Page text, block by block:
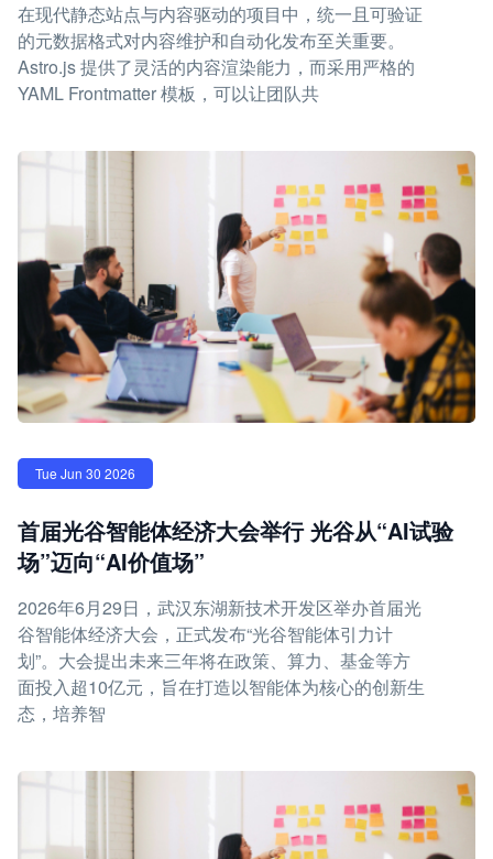
在现代静态站点与内容驱动的项目中，统一且可验证
的元数据格式对内容维护和自动化发布至关重要。
Astro.js 提供了灵活的内容渲染能力，而采用严格的
YAML Frontmatter 模板，可以让团队共
Tue Jun 30 2026
首届光谷智能体经济大会举行 光谷从“AI试验
场”迈向“AI价值场”
2026年6月29日，武汉东湖新技术开发区举办首届光
谷智能体经济大会，正式发布“光谷智能体引力计
划”。大会提出未来三年将在政策、算力、基金等方
面投入超10亿元，旨在打造以智能体为核心的创新生
态，培养智